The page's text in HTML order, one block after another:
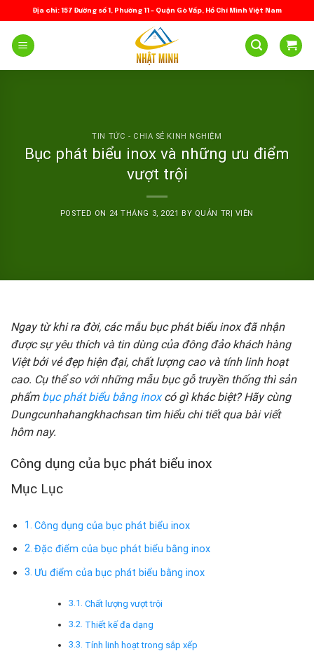
to
content
Địa chỉ: 157 Đường số 1, Phường 11 – Quận Gò Vấp, Hồ Chí Minh Việt Nam
TIN TỨC - CHIA SẺ KINH NGHIỆM
Bục phát biểu inox và những ưu điểm
vượt trội
POSTED ON 24 THÁNG 3, 2021 BY QUẢN TRỊ VIÊN
Ngay từ khi ra đời, các mẫu bục phát biểu inox đã nhận
được sự yêu thích và tin dùng của đông đảo khách hàng
Việt bởi vẻ đẹp hiện đại, chất lượng cao và tính linh hoạt
cao. Cụ thể so với những mẫu bục gỗ truyền thống thì sản
phẩm bục phát biểu bằng inoxcó gì khác biệt? Hãy cùng
Dungcunhahangkhachsan tìm hiểu chi tiết qua bài viết
hôm nay.
Công dụng của bục phát biểu inox
Mục Lục
Công dụng của bục phát biểu inox
Đặc điểm của bục phát biểu bằng inox
Ưu điểm của bục phát biểu bằng inox
Chất lượng vượt trội
Thiết kế đa dạng
Tính linh hoạt trong sắp xếp